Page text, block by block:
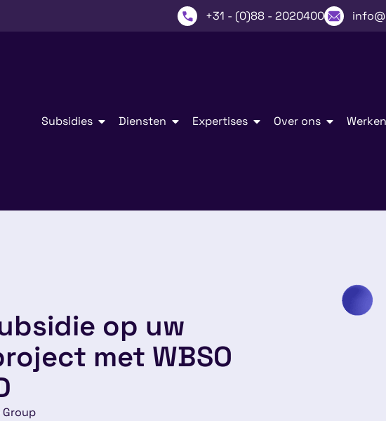
+31 - (0)88 - 2020400
Subsidies Diensten Expertises Over ons
op uw
met WBSO